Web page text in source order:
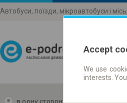
Автобуси, поїзди, мікроавтобуси і
Accept
We use
interests.